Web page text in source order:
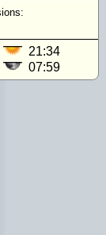
21:34
07:59